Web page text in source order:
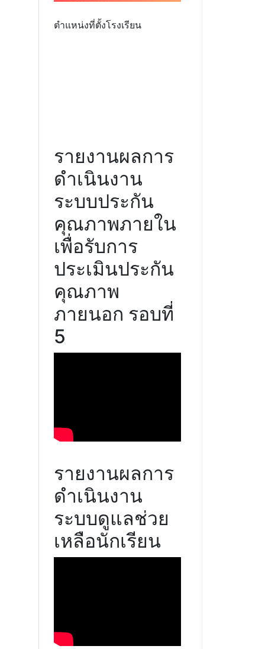
ตำแหน่งที่ตั้งโรงเรียน
รายงานผลการ
ดำเนินงาน
ระบบประกัน
คุณภาพภายใน
เพื่อรับการ
ประเมินประกัน
คุณภาพ
ภายนอก รอบที่
5
รายงานผลการ
ดำเนินงาน
ระบบดูแลช่วย
เหลือนักเรียน